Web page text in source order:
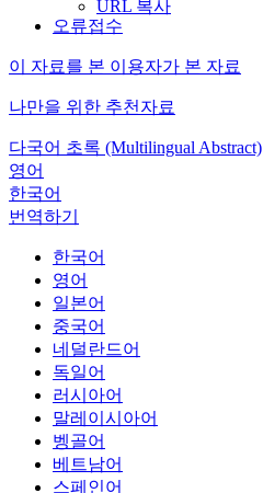
URL 복사
오류접수
이 자료를 본 이용자가 본 자료
나만을 위한 추천자료
다국어 초록 (Multilingual Abstract)
영어
한국어
번역하기
한국어
영어
일본어
중국어
네덜란드어
독일어
러시아어
말레이시아어
벵골어
베트남어
스페인어